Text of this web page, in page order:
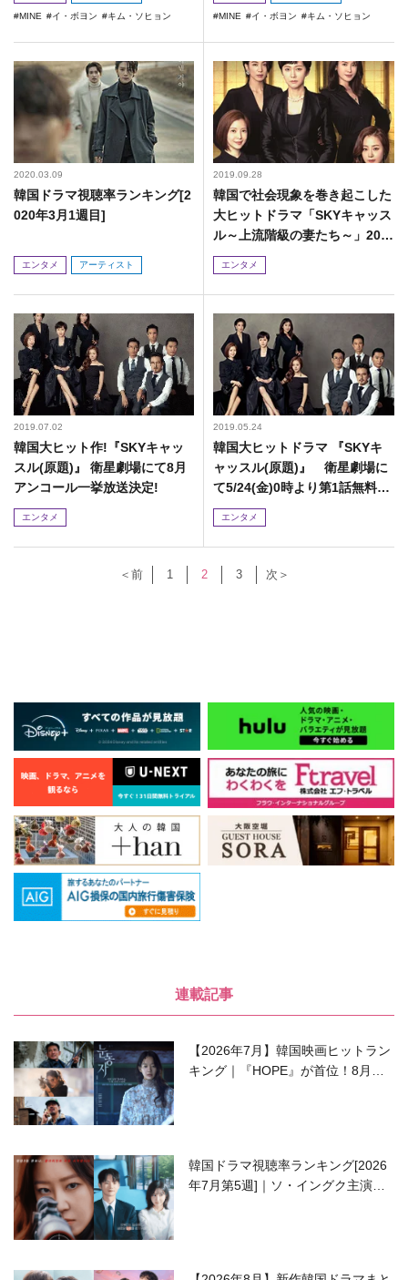
MINE イ・ボヨン キム・ソヒョン MINE イ・ボヨン キム・ソヒョン
2020.03.09
韓国ドラマ視聴率ランキング[2
020年3月1週目]
エンタメ アーティスト
2019.09.28
韓国で社会現象を巻き起こした
大ヒットドラマ「SKYキャッス
ル～上流階級の妻たち～」202
0年1月8日(水)よりリリース
エンタメ
2019.07.02
韓国大ヒット作!『SKYキャッ
スル(原題)』 衛星劇場にて8月
アンコール一挙放送決定!
エンタメ
2019.05.24
韓国大ヒットドラマ 『SKYキ
ャッスル(原題)』 衛星劇場に
て5/24(金)0時より第1話無料配
信!
エンタメ
＜前 1 2 3 次＞
連載記事
【2026年7月】韓国映画ヒットラン
キング｜『HOPE』が首位！8月公
韓国ドラマ視聴率ランキング[2026
年7月第5週]｜ソ・イングク主演の